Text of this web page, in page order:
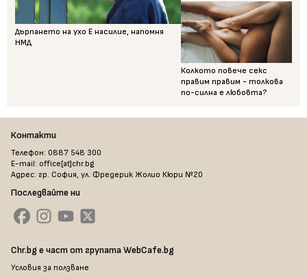
Дърпането на ухо Е насилие, напомня
НМД
Колкото повече секс
правим правим - толкова
по-силна е любовта?
Контакти
Телефон: 0887 548 300
E-mail: office[at]chr.bg
Адрес: гр. София, ул. Фредерик Жолио Кюри №20
Последвайте ни
Chr.bg е част от групата WebCafe.bg
Условия за ползване